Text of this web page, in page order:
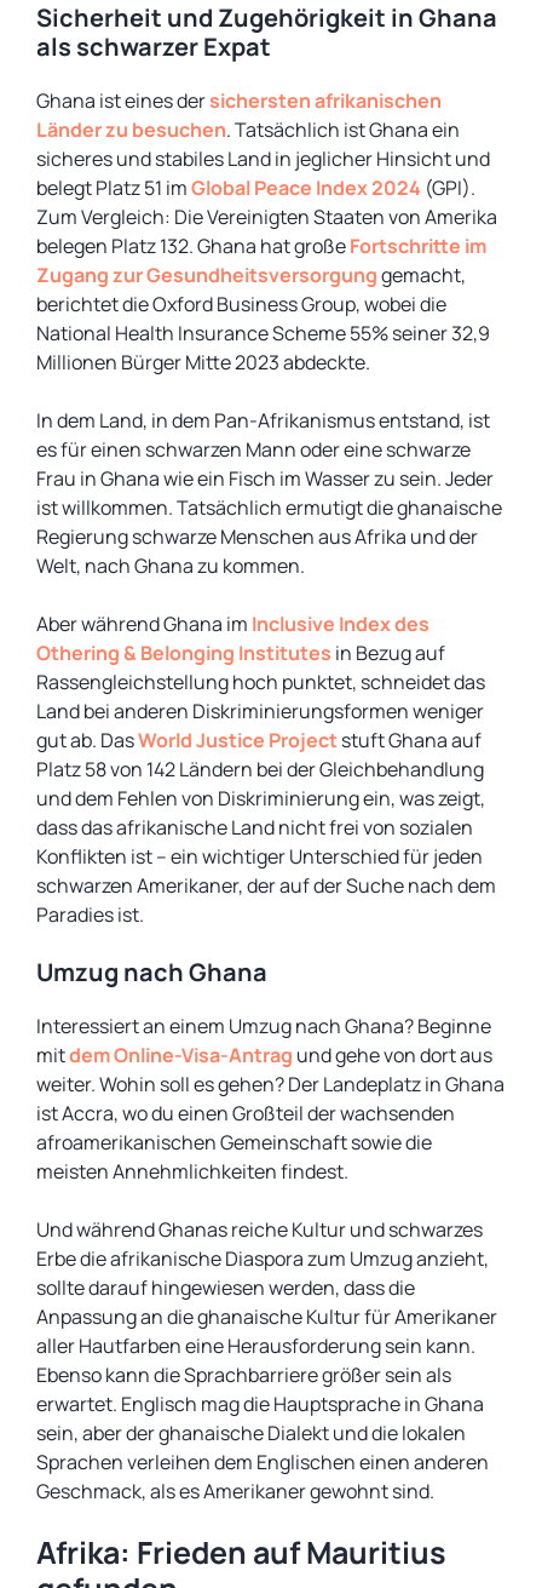
Sicherheit und Zugehörigkeit in Ghana
als schwarzer Expat
Ghana ist eines dersichersten afrikanischen
Länder zu besuchen. Tatsächlich ist Ghana ein
sicheres und stabiles Land in jeglicher Hinsicht und
belegt Platz 51 imGlobal Peace Index 2024 (GPI).
Zum Vergleich: Die Vereinigten Staaten von Amerika
belegen Platz 132. Ghana hat großeFortschritte im
Zugang zur Gesundheitsversorgunggemacht,
berichtet die Oxford Business Group, wobei die
National Health Insurance Scheme 55% seiner 32,9
Millionen Bürger Mitte 2023 abdeckte.
In dem Land, in dem Pan-Afrikanismus entstand, ist
es für einen schwarzen Mann oder eine schwarze
Frau in Ghana wie ein Fisch im Wasser zu sein. Jeder
ist willkommen. Tatsächlich ermutigt die ghanaische
Regierung schwarze Menschen aus Afrika und der
Welt, nach Ghana zu kommen.
Aber während Ghana im Inclusive Index des
Othering & Belonging Institutes in Bezug auf
Rassengleichstellung hoch punktet, schneidet das
Land bei anderen Diskriminierungsformen weniger
gut ab. DasWorld Justice Projectstuft Ghana auf
Platz 58 von 142 Ländern bei der Gleichbehandlung
und dem Fehlen von Diskriminierung ein, was zeigt,
dass das afrikanische Land nicht frei von sozialen
Konflikten ist – ein wichtiger Unterschied für jeden
schwarzen Amerikaner, der auf der Suche nach dem
Paradies ist.
Umzug nach Ghana
Interessiert an einem Umzug nach Ghana? Beginne
mitdem Online-Visa-Antrag und gehe von dort aus
weiter. Wohin soll es gehen? Der Landeplatz in Ghana
ist Accra, wo du einen Großteil der wachsenden
afroamerikanischen Gemeinschaft sowie die
meisten Annehmlichkeiten findest.
Und während Ghanas reiche Kultur und schwarzes
Erbe die afrikanische Diaspora zum Umzug anzieht,
sollte darauf hingewiesen werden, dass die
Anpassung an die ghanaische Kultur für Amerikaner
aller Hautfarben eine Herausforderung sein kann.
Ebenso kann die Sprachbarriere größer sein als
erwartet. Englisch mag die Hauptsprache in Ghana
sein, aber der ghanaische Dialekt und die lokalen
Sprachen verleihen dem Englischen einen anderen
Geschmack, als es Amerikaner gewohnt sind.
Afrika: Frieden auf Mauritius